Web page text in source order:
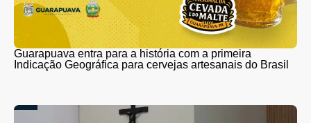
Guarapuava entra para a história com a primeira
Indicação Geográfica para cervejas artesanais do Brasil